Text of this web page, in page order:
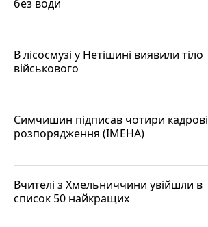
без води
В лісосмузі у Нетішині виявили тіло
військового
Симчишин підписав чотири кадрові
розпорядження (ІМЕНА)
Вчителі з Хмельниччини увійшли в
список 50 найкращих